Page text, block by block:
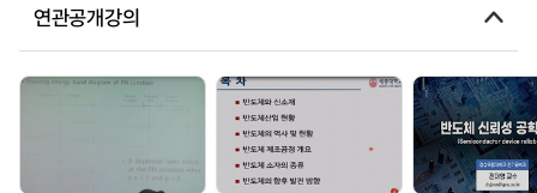
연관공개강의